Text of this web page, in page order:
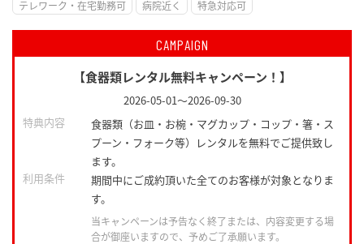
テレワーク・在宅勤務可
病院近く 特急対応可
CAMPAIGN
【食器類レンタル無料キャンペーン！】
2026-05-01～2026-09-30
特典内容
食器類（お皿・お椀・マグカップ・コップ・箸・ス
プーン・フォーク等）レンタルを無料でご提供致し
ます。
利用条件
期間中にご成約頂いた全てのお客様が対象となりま
す。
当キャンペーンは予告なく終了または、内容変更する場
合が御座いますので、予めご了承願います。